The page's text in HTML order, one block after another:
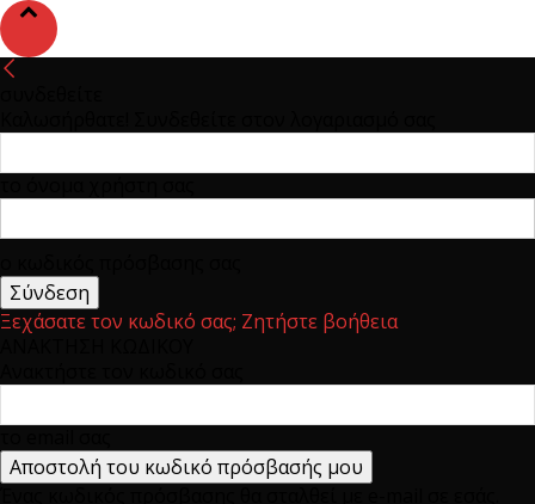
Ξεχάσατε τον κωδικό σας; Ζητήστε βοήθεια